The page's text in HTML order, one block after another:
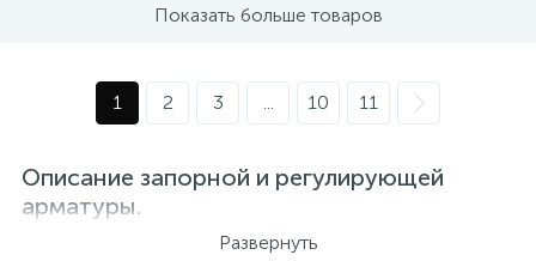
Показать больше товаров
1 2 3 ... 10 11
Описание запорной и регулирующей
арматуры.
Для перекрытия движения рабочей среды в системах
Развернуть